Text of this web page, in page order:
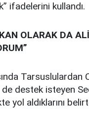
ifadelerini kullandı.
OLARAK DA
Tarsuslulardan
destek isteyen
yol aldıklarını